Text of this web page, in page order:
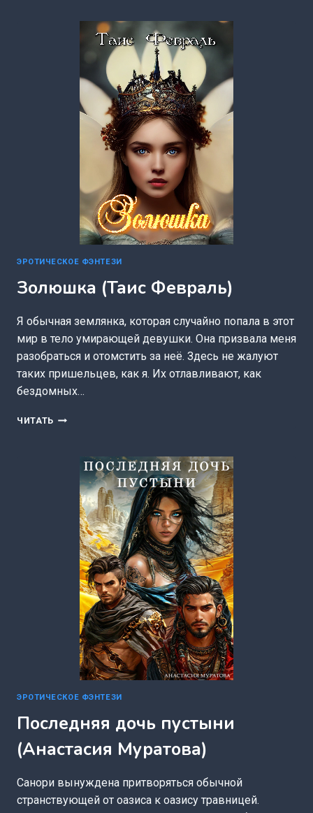
(РЕДЖИ
ЭРОТИЧЕСКОЕ ФЭНТЕЗИ
Золюшка (Таис Февраль)
Я обычная землянка, которая случайно попала в этот
мир в тело умирающей девушки. Она призвала меня
разобраться и отомстить за неё. Здесь не жалуют
таких пришельцев, как я. Их отлавливают, как
бездомных…
ЧИТАТЬ ЗОЛЮШКА
ЭРОТИЧЕСКОЕ ФЭНТЕЗИ
Последняя дочь пустыни
(Анастасия Муратова)
Санори вынуждена притворяться обычной
странствующей от оазиса к оазису травницей.